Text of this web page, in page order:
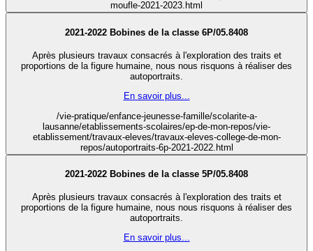
moufle-2021-2023.html
2021-2022 Bobines de la classe 6P/05.8408
Après plusieurs travaux consacrés à l'exploration des traits et
proportions de la figure humaine, nous nous risquons à réaliser des
autoportraits.
En savoir plus...
/vie-pratique/enfance-jeunesse-famille/scolarite-a-
lausanne/etablissements-scolaires/ep-de-mon-repos/vie-
etablissement/travaux-eleves/travaux-eleves-college-de-mon-
repos/autoportraits-6p-2021-2022.html
2021-2022 Bobines de la classe 5P/05.8408
Après plusieurs travaux consacrés à l'exploration des traits et
proportions de la figure humaine, nous nous risquons à réaliser des
autoportraits.
En savoir plus...